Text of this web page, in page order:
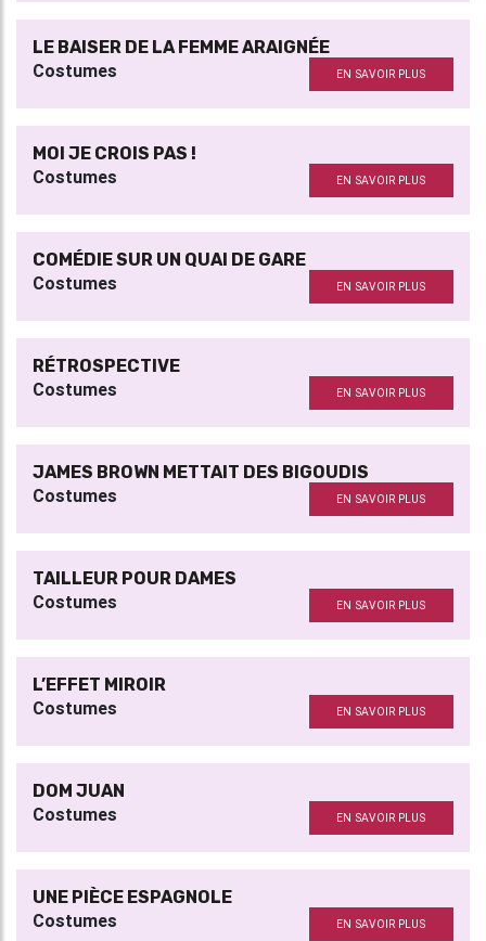
LE BAISER DE LA FEMME ARAIGNÉE
Costumes EN SAVOIR PLUS
MOI JE CROIS PAS !
Costumes EN SAVOIR PLUS
COMÉDIE SUR UN QUAI DE GARE
Costumes EN SAVOIR PLUS
RÉTROSPECTIVE
Costumes EN SAVOIR PLUS
JAMES BROWN METTAIT DES BIGOUDIS
Costumes EN SAVOIR PLUS
TAILLEUR POUR DAMES
Costumes EN SAVOIR PLUS
L’EFFET MIROIR
Costumes EN SAVOIR PLUS
DOM JUAN
Costumes EN SAVOIR PLUS
UNE PIÈCE ESPAGNOLE
Costumes EN SAVOIR PLUS